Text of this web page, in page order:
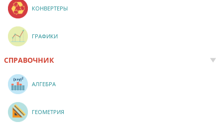
КОНВЕРТЕРЫ
ГРАФИКИ
СПРАВОЧНИК
АЛГЕБРА
ГЕОМЕТРИЯ